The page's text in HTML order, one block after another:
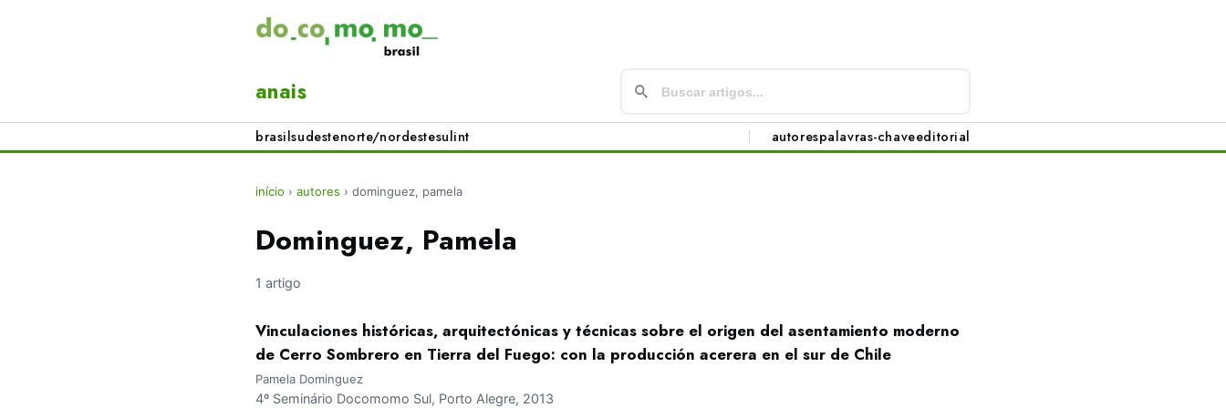
anais
brasilsudestenorte/nordestesulint autorespalavras-chaveeditorial
início › autores › dominguez, pamela
Dominguez, Pamela
1 artigo
Vinculaciones históricas, arquitectónicas y técnicas sobre el origen del asentamiento moderno
de Cerro Sombrero en Tierra del Fuego: con la producción acerera en el sur de Chile
Pamela Dominguez
4º Seminário Docomomo Sul, Porto Alegre, 2013